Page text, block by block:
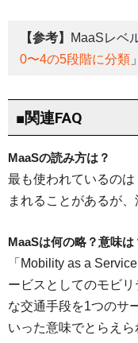
【参考】 MaaSレベ
0〜4の5段階に分類
■関連FAQ
MaaSの読み方は？
最も使われているの
まれることがあるが
MaaSは何の略？意味は
「Mobility as a
ービスとしてのモビ
な交通手段を1つのサ
いった意味でとらえら